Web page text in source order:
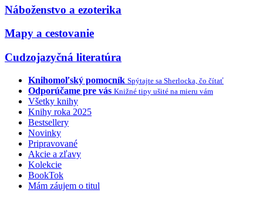
Náboženstvo a ezoterika
Mapy a cestovanie
Cudzojazyčná literatúra
Knihomoľský pomocník Spýtajte sa Sherlocka, čo čítať
Odporúčame pre vás Knižné tipy ušité na mieru vám
Všetky knihy
Knihy roka 2025
Bestsellery
Novinky
Pripravované
Akcie a zľavy
Kolekcie
BookTok
Mám záujem o titul